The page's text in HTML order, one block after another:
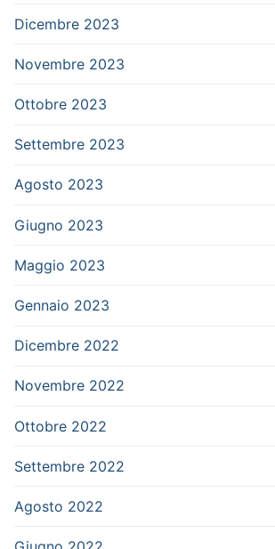
Dicembre 2023
Novembre 2023
Ottobre 2023
Settembre 2023
Agosto 2023
Giugno 2023
Maggio 2023
Gennaio 2023
Dicembre 2022
Novembre 2022
Ottobre 2022
Settembre 2022
Agosto 2022